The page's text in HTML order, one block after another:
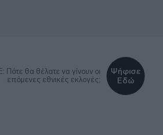
Πότε θα θέλατε να γίνουν οι
επόμενες εθνικές εκλογές;
Ψήφισε
Εδώ